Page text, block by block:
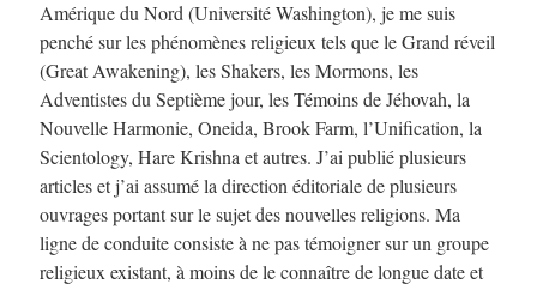
Amérique du Nord (Université Washington), je me suis
penché sur les phénomènes religieux tels que le Grand réveil
(Great Awakening), les Shakers, les Mormons, les
Adventistes du Septième jour, les Témoins de Jéhovah, la
Nouvelle Harmonie, Oneida, Brook Farm, l’Unification, la
Scientology, Hare Krishna et autres. J’ai publié plusieurs
articles et j’ai assumé la direction éditoriale de plusieurs
ouvrages portant sur le sujet des nouvelles religions. Ma
ligne de conduite consiste à ne pas témoigner sur un groupe
religieux existant, à moins de le connaître de longue date et